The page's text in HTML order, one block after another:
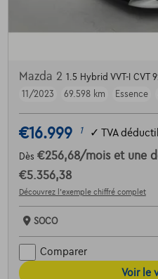
Mazda 2 1.5 Hybrid VVT-I CVT
11/2023
69.598 km Essence
€16.999 1 ✓ TVA
Dès €256,68/mois et une
€5.356,38
Découvrez l’exemple chiffré complet
SOCO
Comparer
Voir le